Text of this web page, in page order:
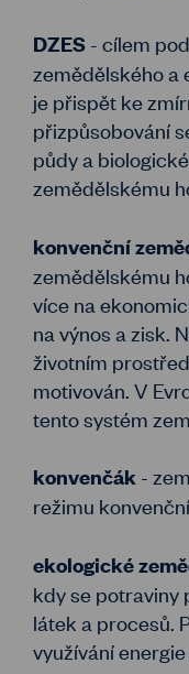
DZES - cílem
zemědělského a
je přispět ke
přizpůsobování
půdy a
zemědělskému
konvenční
zemědělskému
více na
na výnos a zisk.
životním
motivován. V
tento systém
konvenčák -
režimu
ekologické
kdy se potraviny
látek a procesů.
využívání